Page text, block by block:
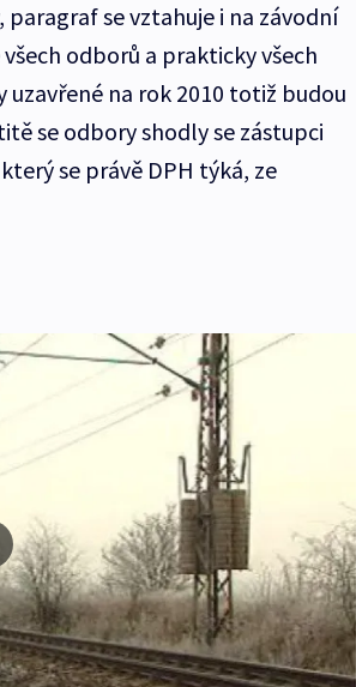
se vztahuje i na závodní
odborů a prakticky všech
uzavřené na rok 2010 totiž budou
se odbory shodly se zástupci
se právě DPH týká, ze